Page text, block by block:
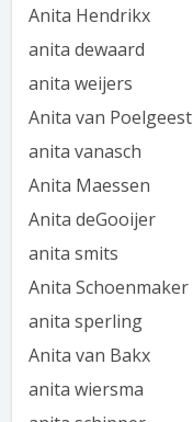
Anita Hendrikx
anita dewaard
anita weijers
Anita van Poelgeest
anita vanasch
Anita Maessen
Anita deGooijer
anita smits
Anita Schoenmaker
anita sperling
Anita van Bakx
anita wiersma